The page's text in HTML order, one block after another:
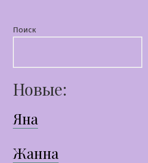
Поиск
Новые:
Яна
Жанна